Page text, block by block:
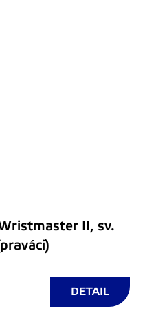
II, sv.
DETAIL